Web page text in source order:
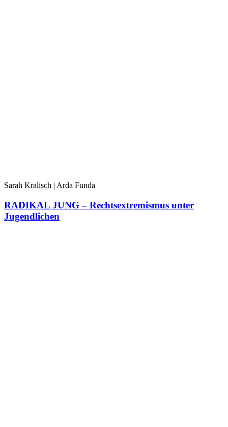
Sarah Kralisch | Arda Funda
RADIKAL JUNG – Rechtsextremismus unter
Jugendlichen